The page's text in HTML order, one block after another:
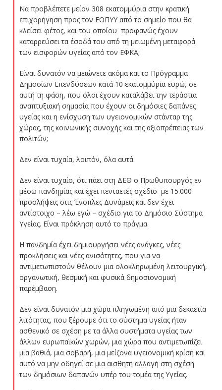
Να προβλέπετε μείον 308 εκατομμύρια στην κρατική
επιχορήγηση προς τον ΕΟΠΥΥ από το σημείο που θα
κλείσει φέτος, και του οποίου προφανώς έχουν
καταρρεύσει τα έσοδά του από τη μειωμένη μεταφορά
των εισφορών υγείας από τον ΕΦΚΑ;
Είναι δυνατόν να μειώνετε ακόμα και το Πρόγραμμα
Δημοσίων Επενδύσεων κατά 10 εκατομμύρια ευρώ, σε
αυτή τη φάση, που όλοι έχουν καταλάβει την τεράστια
αναπτυξιακή σημασία που έχουν οι δημόσιες δαπάνες
υγείας και η ενίσχυση των υγειονομικών στάνταρ της
χώρας, της κοινωνικής συνοχής και της αξιοπρέπειας των
πολιτών;
Δεν είναι τυχαία, λοιπόν, όλα αυτά.
Δεν είναι τυχαίο, ότι πάει στη ΔΕΘ ο Πρωθυπουργός εν
μέσω πανδημίας και έχει πενταετές σχέδιο με 15.000
προσλήψεις στις Ένοπλες Δυνάμεις και δεν έχει
αντίστοιχο – λέω εγώ – σχέδιο για το Δημόσιο Σύστημα
Υγείας. Είναι πρόκληση αυτό το πράγμα.
Η πανδημία έχει δημιουργήσει νέες ανάγκες, νέες
προκλήσεις και νέες ανισότητες, που για να
αντιμετωπιστούν θέλουν μια ολοκληρωμένη λειτουργική,
οργανωτική, θεσμική και φυσικά δημοσιονομική
παρέμβαση.
Δεν είναι δυνατόν μια χώρα πληγωμένη από μια δεκαετία
λιτότητας, που ξέρουμε ότι το σύστημα υγείας ήταν
ασθενικό σε σχέση με τα άλλα συστήματα υγείας των
άλλων ευρωπαϊκών χωρών, μια χώρα που αντιμετωπίζει
μια βαθιά, μια σοβαρή, μια μείζονα υγειονομική κρίση και
αυτό να μην οδηγεί σε μια αισθητή αλλαγή στη σχέση
των δημόσιων δαπανών υπέρ του τομέα της Υγείας.